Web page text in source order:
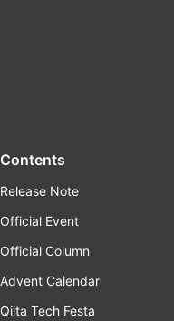
Contents
Release Note
Official Event
Official Column
Advent Calendar
Qiita Tech Festa